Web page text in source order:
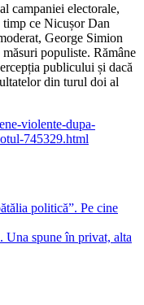
campaniei electorale,
timp ce Nicușor Dan
George Simion
populiste. Rămâne
publicului și dacă
din turul doi al
violente-dupa-
745329.html
politică”. Pe cine
spune în privat, alta